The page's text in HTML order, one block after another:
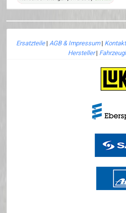
Ersatzteile| AGB & Impressum| Kontakt
Hersteller|